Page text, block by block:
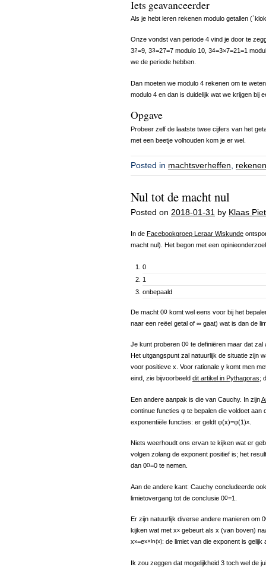
Iets geavanceerder
Als je hebt leren rekenen modulo getallen
Onze vondst van periode 4 vind je door te
32=9, 33=27=7 modulo 10, 34=3×7=21=1
we de periode hebben.
Dan moeten we modulo 4 rekenen om te
modulo 4 en dan is duidelijk wat we krijgen bij
Opgave
Probeer zelf de laatste twee cijfers van het
met een beetje volhouden kom je er wel.
Posted in machtsverheffen, rekenen
Nul tot de macht nul
Posted on 2018-01-31 by Klaas
In de Facebookgroep Leraar Wiskunde
macht nul). Het begon met een
0
1
onbepaald
De macht 00 komt wel eens voor bij het
naar een reëel getal of ∞ gaat) wat is dan de
Je kunt proberen 00 te definiëren maar dat zal
Het uitgangspunt zal natuurlijk de situatie zijn
voor positieve x. Voor rationale y komt men
eind, zie bijvoorbeeld dit artikel in Pythagoras;
Een andere aanpak is die van Cauchy. In zijn
continue functies φ te bepalen die voldoet
exponentiële functies: er geldt φ(x)=φ(1)x
Niets weerhoudt ons ervan te kijken wat er
volgen zolang de exponent positief is; het
dan 00=0 te nemen.
Aan de andere kant: Cauchy concludeerde
limietovergang tot de conclusie 00=1.
Er zijn natuurlijk diverse andere manieren om 0
kijken wat met xx gebeurt als x (van boven)
xx=ex×ln(x): de limiet van die exponent is gelijk
Ik zou zeggen dat mogelijkheid 3 toch wel de